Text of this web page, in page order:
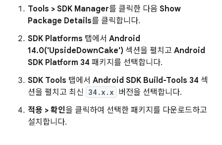
Tools > SDK Manager를 클릭한 다음 Show
Package Details를 클릭합니다.
SDK Platforms 탭에서 Android
14.0('UpsideDownCake') 섹션을 펼치고 Android
SDK Platform 34 패키지를 선택합니다.
SDK Tools 탭에서 Android SDK Build-Tools 34 섹
션을 펼치고 최신 34.x.x 버전을 선택합니다.
적용 > 확인을 클릭하여 선택한 패키지를 다운로드하고
설치합니다.